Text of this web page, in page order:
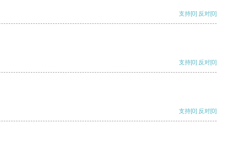
支持[0] 反对[0]
支持[0] 反对[0]
支持[0] 反对[0]